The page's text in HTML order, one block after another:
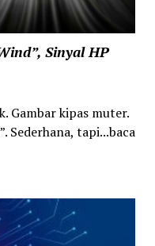
Sinyal HP
Gambar kipas muter.
Sederhana, tapi...baca